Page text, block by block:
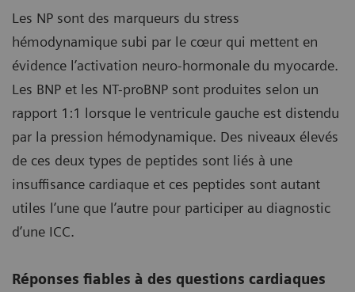
Les NP sont des marqueurs du stress
hémodynamique subi par le cœur qui mettent en
évidence l’activation neuro-hormonale du myocarde.
Les BNP et les NT-proBNP sont produites selon un
rapport 1:1 lorsque le ventricule gauche est distendu
par la pression hémodynamique. Des niveaux élevés
de ces deux types de peptides sont liés à une
insuffisance cardiaque et ces peptides sont autant
utiles l’une que l’autre pour participer au diagnostic
d’une ICC.
Réponses fiables à des questions cardiaques